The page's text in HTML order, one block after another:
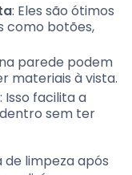
: Eles são ótimos
como botões,
parede podem
materiais à vista.
: Isso facilita a
sem ter
de limpeza após